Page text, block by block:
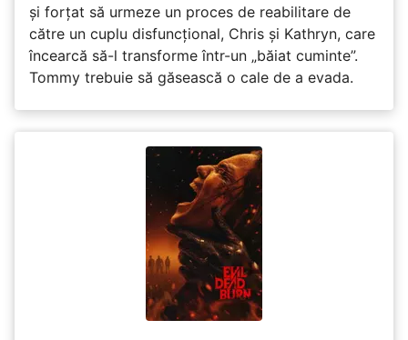
și forțat să urmeze un proces de reabilitare de
către un cuplu disfuncțional, Chris și Kathryn, care
încearcă să-l transforme într-un „băiat cuminte”.
Tommy trebuie să găsească o cale de a evada.